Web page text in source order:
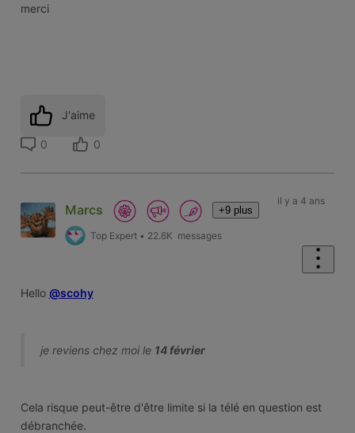
merci
J'aime
0 0
Marcs +9 plus
Top Expert • 22.6K messages
il y a 4 ans
Hello @scohy
je reviens chez moi le 14 février
Cela risque peut-être d'être limite si la télé en question est
débranchée.